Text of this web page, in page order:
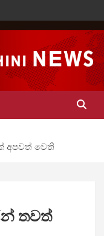
අපවත් වෙති
තවත්